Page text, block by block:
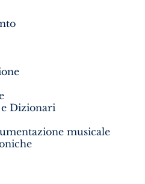
Dizionari
musicale